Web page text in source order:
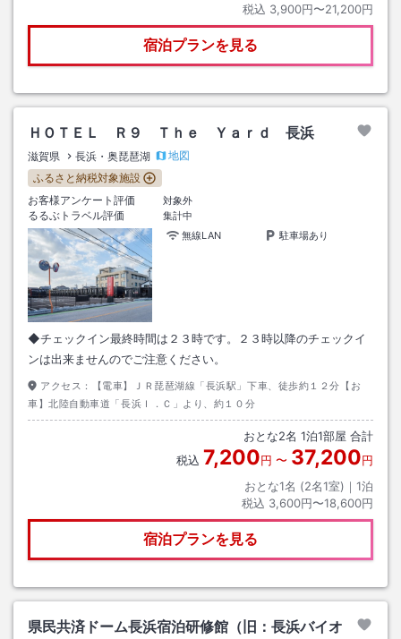
税込 3,900円〜21,200円
宿泊プランを見る
ＨＯＴＥＬ Ｒ９ Ｔｈｅ Ｙａｒｄ 長浜
滋賀県 長浜・奥琵琶湖
地図
ふるさと納税対象施設
お客様アンケート評価
対象外
るるぶトラベル評価
集計中
無線LAN
駐車場あり
◆チェックイン最終時間は２３時です。２３時以降のチェックイ
ンは出来ませんのでご注意ください。
アクセス：
【電車】ＪＲ琵琶湖線「長浜駅」下車、徒歩約１２分【お
車】北陸自動車道「長浜Ｉ．Ｃ」より、約１０分
おとな2名 1泊1部屋 合計
税込 7,200円 〜 37,200円
おとな1名 (2名1室)｜ 1泊
税込 3,600円〜18,600円
宿泊プランを見る
県民共済ドーム長浜宿泊研修館（旧：長浜バイオ